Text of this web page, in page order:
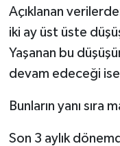
Açıklanan
iki ay üst üste
Yaşanan bu
devam edeceği
Bunların yanı sıra
Son 3 aylık